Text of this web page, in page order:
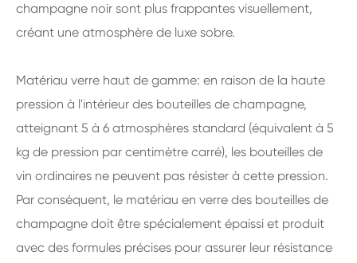
champagne noir sont plus frappantes visuellement,
créant une atmosphère de luxe sobre.
Matériau verre haut de gamme: en raison de la haute
pression à l'intérieur des bouteilles de champagne,
atteignant 5 à 6 atmosphères standard (équivalent à 5
kg de pression par centimètre carré), les bouteilles de
vin ordinaires ne peuvent pas résister à cette pression.
Par conséquent, le matériau en verre des bouteilles de
champagne doit être spécialement épaissi et produit
avec des formules précises pour assurer leur résistance